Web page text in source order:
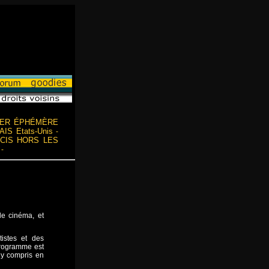
ÉPHÉMÈRE
Etats-Unis -
HORS LES
-
cinéma, et
et des
est
compris en